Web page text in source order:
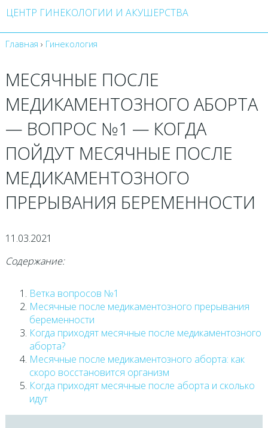
ЦЕНТР ГИНЕКОЛОГИИ И АКУШЕРСТВА
Главная › Гинекология
МЕСЯЧНЫЕ ПОСЛЕ
МЕДИКАМЕНТОЗНОГО АБОРТА
— ВОПРОС №1 — КОГДА
ПОЙДУТ МЕСЯЧНЫЕ ПОСЛЕ
МЕДИКАМЕНТОЗНОГО
ПРЕРЫВАНИЯ БЕРЕМЕННОСТИ
11.03.2021
Содержание:
Ветка вопросов №1
Месячные после медикаментозного прерывания
беременности
Когда приходят месячные после медикаментозного
аборта?
Месячные после медикаментозного аборта: как
скоро восстановится организм
Когда приходят месячные после аборта и сколько
идут